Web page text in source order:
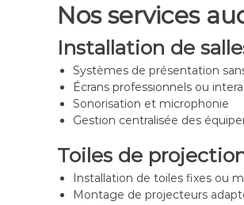
r
n
c
e
–
V
d
é
o
S
Nos services
Installation de
Systèmes de présentation
Écrans professionnels ou
Sonorisation et microphonie
Gestion centralisée des
Toiles de
Installation de toiles fixes ou
Montage de projecteurs